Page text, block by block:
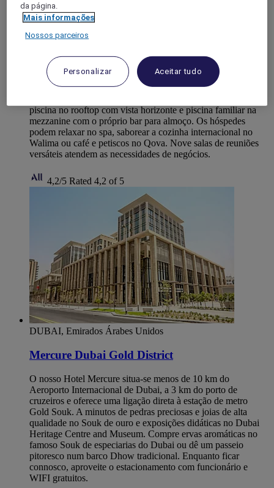
DUBAI, Emirados Árabes Unidos
Grand Mercure Dubai City
Junto ao metro Al Garhoud e perto do Aeroporto DXB e do
centro de Deira, o Grand Mercure Dubai City combina a
herança dos Emirados com a sofisticação. Quartos e suites
piscina no rooftop com vista horizonte e piscina familiar na
mezzanine com o próprio bar para almoço. Os hóspedes
podem relaxar no spa, saborear a cozinha internacional no
Walima ou café e petiscos no Qova. Nove salas de reuniões
versáteis atendem as necessidades de negócios.
4,2/5 Rated 4,2 of 5
DUBAI, Emirados Árabes Unidos
Mercure Dubai Gold District
O nosso Hotel Mercure situa-se menos de 10 km do
Aeroporto Internacional de Dubai, a 3 km do porto de
cruzeiros e oferece uma ligação direta à estação de metro
Gold Souk. A minutos de pedras preciosas e joias de alta
qualidade no Souk de ouro e exposições didáticas no Dubai
Heritage Centre and Museum. Compre ervas aromáticas no
famoso Souk de especiarias do Dubai ou dê um passeio
pitoresco num barco Dhow tradicional. Enquanto ficar
connosco, aproveite o estacionamento com funcionário e
WIFI gratuitos.
da página.
Mais informações
Nossos parceiros
Personalizar Aceitar tudo